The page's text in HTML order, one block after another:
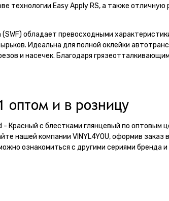
технологии Easy Apply RS, а также
обладает превосходными
Идеальна для полной оклейки
и насечек. Благодаря
оптом и в розницу
- Красный с блестками глянцевый по оптовым
нашей компании VINYL4YOU, оформив заказ
ознакомиться с другими сериями бренда